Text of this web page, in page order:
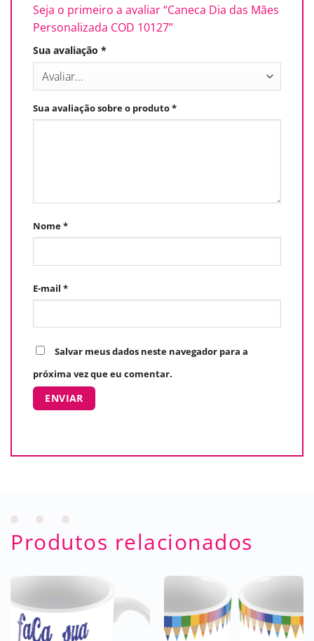
Seja o primeiro a avaliar “Caneca Dia das Mães
Personalizada COD 10127”
Sua avaliação *
Sua avaliação sobre o produto*
Nome*
E-mail *
Salvar meus dados neste navegador para a
próxima vez que eu comentar.
Produtos relacionados